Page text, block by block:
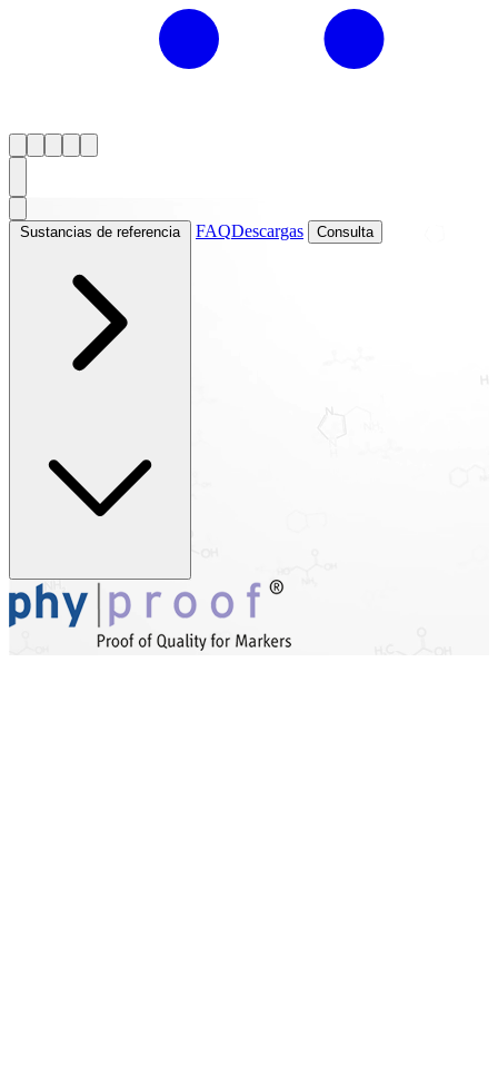
Sustancias de referencia FAQDescargas Consulta